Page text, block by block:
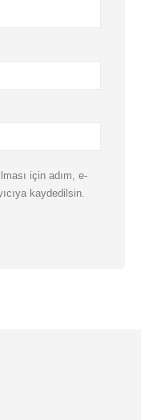
için adım, e-
kaydedilsin.